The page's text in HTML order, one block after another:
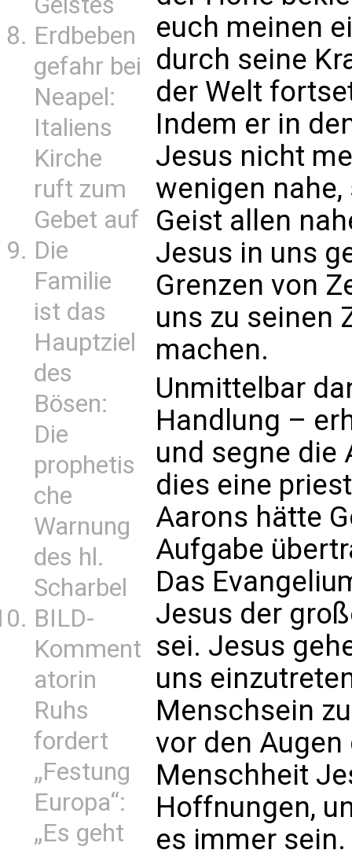
Erdbeben
gefahr bei
Neapel:
Italiens
Kirche
ruft zum
Gebet auf
Die
Familie
ist das
Hauptziel
des
Bösen:
Die
prophetis
che
Warnung
des hl.
Scharbel
BILD-
Komment
atorin
Ruhs
fordert
„Festung
Europa“:
„Es geht
euch meinen
durch seine
der Welt
Indem er in
Jesus nicht
wenigen
Geist allen
Jesus in uns
Grenzen von
uns zu seinen
machen.
Unmittelbar
Handlung –
und segne die
dies eine
Aarons hätte
Aufgabe
Das
Jesus der
sei. Jesus
uns
Menschsein
vor den
Menschheit
Hoffnungen,
es immer